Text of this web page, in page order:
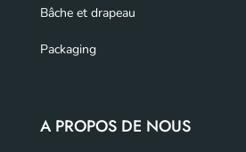
Bâche et drapeau
Packaging
A PROPOS DE NOUS